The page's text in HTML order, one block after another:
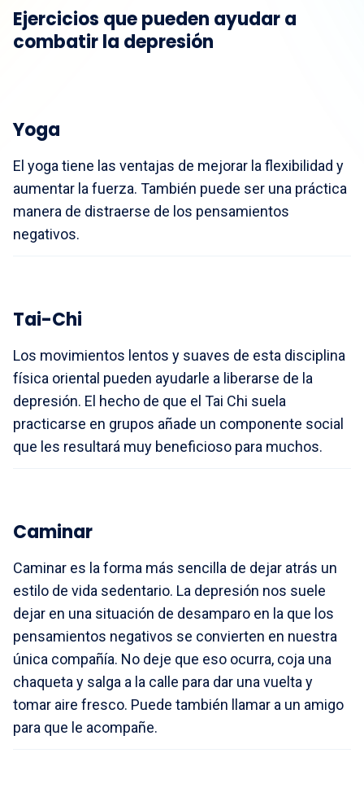
Ejercicios que pueden ayudar a
combatir la depresión
Yoga
El yoga tiene las ventajas de mejorar la flexibilidad y
aumentar la fuerza. También puede ser una práctica
manera de distraerse de los pensamientos
negativos.
Tai-Chi
Los movimientos lentos y suaves de esta disciplina
física oriental pueden ayudarle a liberarse de la
depresión. El hecho de que el Tai Chi suela
practicarse en grupos añade un componente social
que les resultará muy beneficioso para muchos.
Caminar
Caminar es la forma más sencilla de dejar atrás un
estilo de vida sedentario. La depresión nos suele
dejar en una situación de desamparo en la que los
pensamientos negativos se convierten en nuestra
única compañía. No deje que eso ocurra, coja una
chaqueta y salga a la calle para dar una vuelta y
tomar aire fresco. Puede también llamar a un amigo
para que le acompañe.